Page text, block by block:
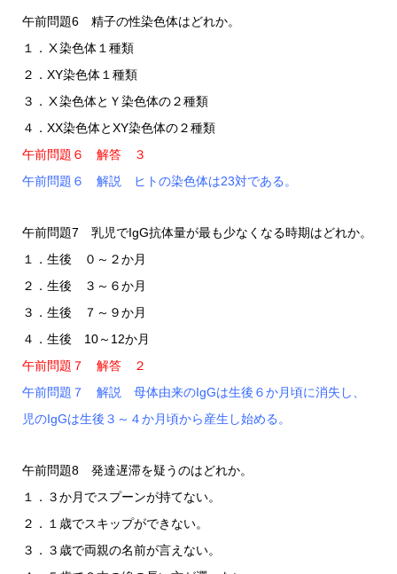
午前問題6 精子の性染色体はどれか。
１．Ⅹ染色体１種類
２．XY染色体１種類
３．Ⅹ染色体とＹ染色体の２種類
４．XX染色体とXY染色体の２種類
午前問題６ 解答 ３
午前問題６ 解説 ヒトの染色体は23対である。
午前問題7 乳児でIgG抗体量が最も少なくなる時期はどれか。
１．生後 ０～２か月
２．生後 ３～６か月
３．生後 ７～９か月
４．生後 10～12か月
午前問題７ 解答 ２
午前問題７ 解説 母体由来のIgGは生後６か月頃に消失し、
児のIgGは生後３～４か月頃から産生し始める。
午前問題8 発達遅滞を疑うのはどれか。
１．３か月でスプーンが持てない。
２．１歳でスキップができない。
３．３歳で両親の名前が言えない。